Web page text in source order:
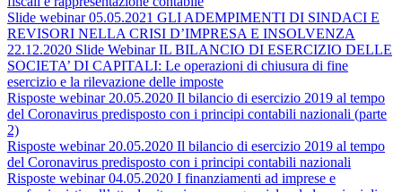
Slide webinar 05.05.2021 GLI ADEMPIMENTI DI SINDACI E
REVISORI NELLA CRISI D’IMPRESA E INSOLVENZA
22.12.2020 Slide Webinar IL BILANCIO DI ESERCIZIO DELLE
SOCIETA’ DI CAPITALI: Le operazioni di chiusura di fine
esercizio e la rilevazione delle imposte
Risposte webinar 20.05.2020 Il bilancio di esercizio 2019 al tempo
del Coronavirus predisposto con i principi contabili nazionali (parte
2)
Risposte webinar 20.05.2020 Il bilancio di esercizio 2019 al tempo
del Coronavirus predisposto con i principi contabili nazionali
Risposte webinar 04.05.2020 I finanziamenti ad imprese e